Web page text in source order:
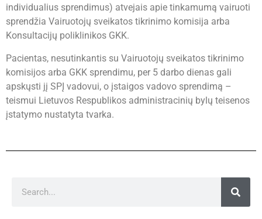
individualius sprendimus) atvejais apie tinkamumą vairuoti
sprendžia Vairuotojų sveikatos tikrinimo komisija arba
Konsultacijų poliklinikos GKK.
Pacientas, nesutinkantis su Vairuotojų sveikatos tikrinimo
komisijos arba GKK sprendimu, per 5 darbo dienas gali
apskųsti jį SPĮ vadovui, o įstaigos vadovo sprendimą –
teismui Lietuvos Respublikos administracinių bylų teisenos
įstatymo nustatyta tvarka.